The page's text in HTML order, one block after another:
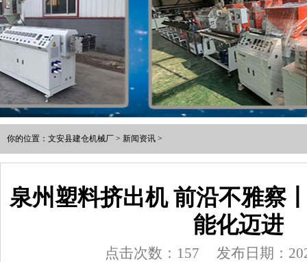
你的位置： 文安县建仓机械厂 > 新闻资讯 >
泉州塑料挤出机 前沿不雅察
能化迈进
点击次数：157 发布日期：